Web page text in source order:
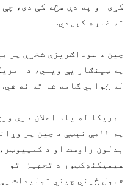
کړی او په دې هڅه کې دی،
ته غاړه کېږدي.
چين د سوداګريزې شخړې پر
په ټينګار يې ويلي، د
له ځوابي ګامه شا ته نه شي.
امريکا له ياد اعلان درې
په ۱۲مې نېټې د چين پر
بدلون راوست او د
سیمیکنډکټور د تجهیزاتو
شمول ځيني چيني تولیدات